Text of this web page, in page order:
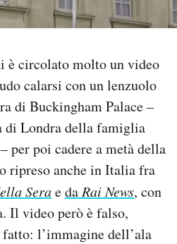
circolato molto un video
calarsi con un lenzuolo
di Buckingham Palace –
di Londra della famiglia
per poi cadere a metà della
ripreso anche in Italia fra
Seraeda Rai News, con
Il video però è falso,
l’immagine dell’ala